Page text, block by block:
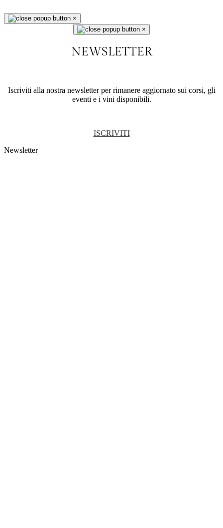
×
×
NEWSLETTER
Iscriviti alla nostra newsletter per rimanere aggiornato sui corsi, gli
eventi e i vini disponibili.
ISCRIVITI
Newsletter